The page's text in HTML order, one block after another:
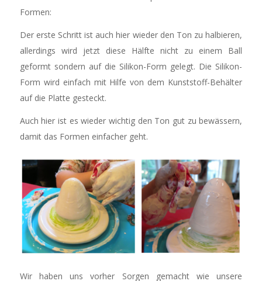
Formen:
Der erste Schritt ist auch hier wieder den Ton zu halbieren,
allerdings wird jetzt diese Hälfte nicht zu einem Ball
geformt sondern auf die Silikon-Form gelegt. Die Silikon-
Form wird einfach mit Hilfe von dem Kunststoff-Behälter
auf die Platte gesteckt.
Auch hier ist es wieder wichtig den Ton gut zu bewässern,
damit das Formen einfacher geht.
Wir haben uns vorher Sorgen gemacht wie unsere